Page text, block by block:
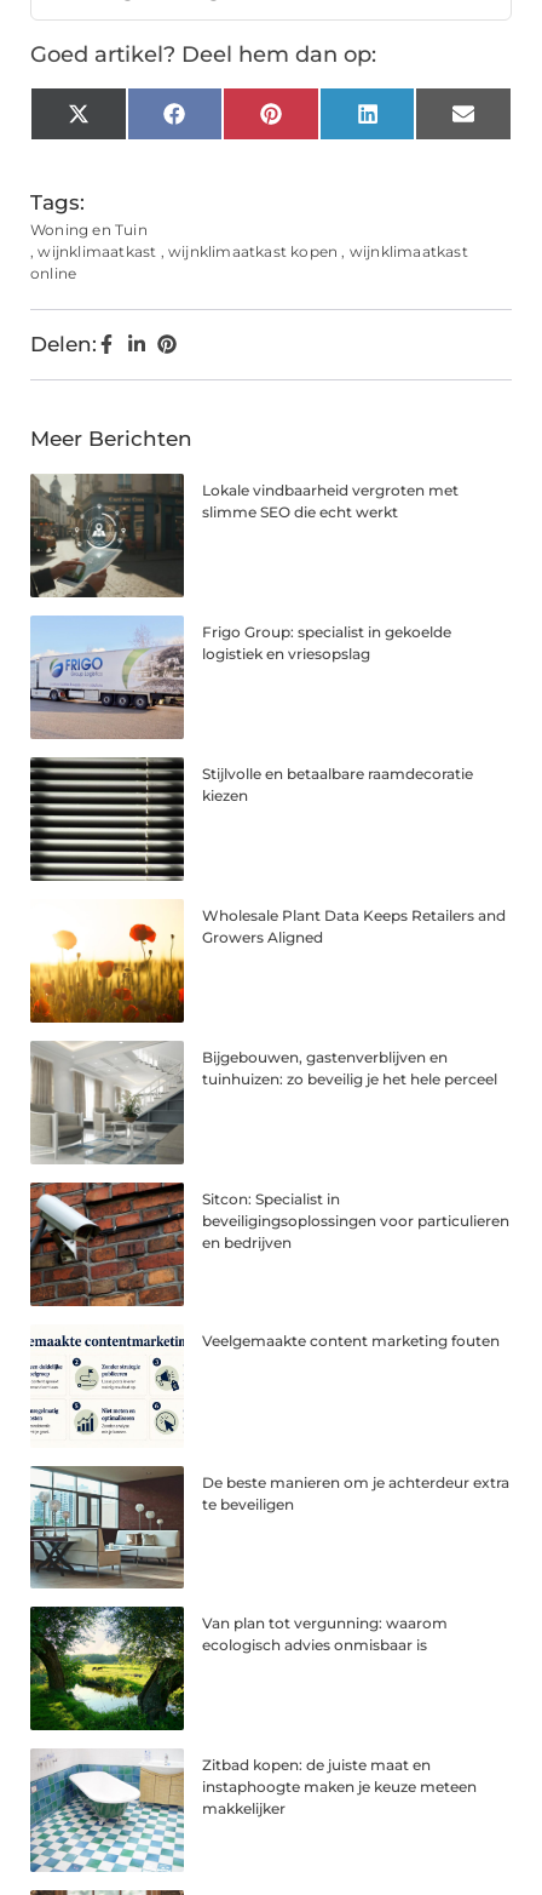
Goed artikel? Deel hem dan op:
X
(Twitter)
FacebookPinterestLinkedInEmail
Tags:
Woning en Tuin
,wijnklimaatkast ,wijnklimaatkast kopen , wijnklimaatkast
online
Delen:
Meer Berichten
Lokale vindbaarheid vergroten met
slimme SEO die echt werkt
Frigo Group: specialist in gekoelde
logistiek en vriesopslag
Stijlvolle en betaalbare raamdecoratie
kiezen
Wholesale Plant Data Keeps Retailers and
Growers Aligned
Bijgebouwen, gastenverblijven en
tuinhuizen: zo beveilig je het hele perceel
Sitcon: Specialist in
beveiligingsoplossingen voor particulieren
en bedrijven
Veelgemaakte content marketing fouten
De beste manieren om je achterdeur extra
te beveiligen
Van plan tot vergunning: waarom
ecologisch advies onmisbaar is
Zitbad kopen: de juiste maat en
instaphoogte maken je keuze meteen
makkelijker